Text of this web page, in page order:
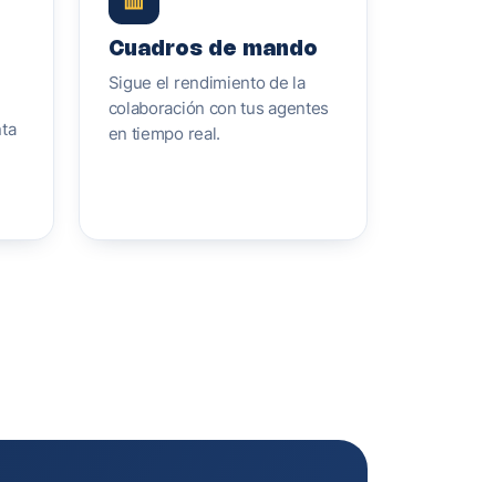
Cuadros de mando
Sigue el rendimiento de la
colaboración con tus agentes
en tiempo real.